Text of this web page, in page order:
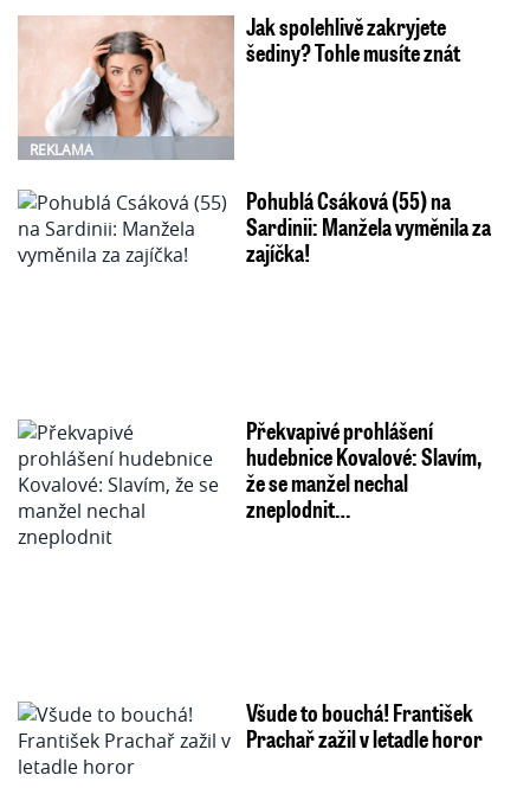
REKLAMA
Jak spolehlivě zakryjete
šediny? Tohle musíte znát
Pohublá Csáková (55) na
Sardinii: Manžela vyměnila za
zajíčka!
Překvapivé prohlášení
hudebnice Kovalové: Slavím,
že se manžel nechal
zneplodnit…
Všude to bouchá! František
Prachař zažil v letadle horor